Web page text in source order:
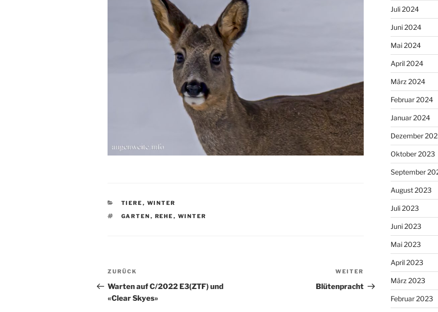
KATEGORIEN
TIERE , WINTER
SCHLAGWÖRTER
GARTEN , REHE , WINTER
Beitragsnavigation
Vorheriger
Beitrag
ZURÜCK
Warten auf C/2022 E3(ZTF) und
«Clear Skyes»
Nächster
Beitrag
WEITER
Blütenpracht
Juli 2024
Juni 2024
Mai 2024
April 2024
März 2024
Februar 2024
Januar 2024
Dezember
Oktober 2023
September
August 2023
Juli 2023
Juni 2023
Mai 2023
April 2023
März 2023
Februar 2023